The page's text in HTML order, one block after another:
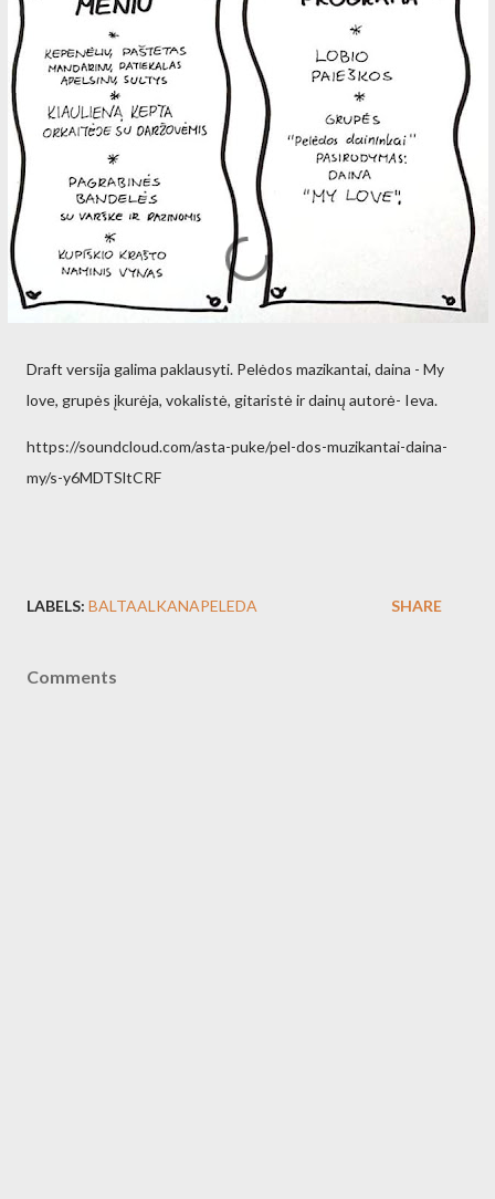
Draft versija galima paklausyti. Pelėdos mazikantai, daina - My
love, grupės įkurėja, vokalistė, gitaristė ir dainų autorė- Ieva.
https://soundcloud.com/asta-puke/pel-dos-muzikantai-daina-
my/s-y6MDTSltCRF
LABELS: BALTAALKANAPELEDA SHARE
Comments